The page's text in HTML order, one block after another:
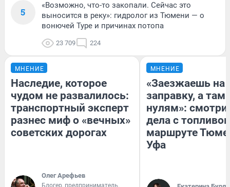
5
«Возможно, что-то закопали. Сейчас это
выносится в реку»: гидролог из Тюмени — о
вонючей Туре и причинах потопа
23 709 224
МНЕНИЕ
Наследие, которое
чудом не развалилось:
транспортный эксперт
разнес миф о «вечных»
советских дорогах
Олег Арефьев
МНЕНИЕ
«Заезжаешь на
заправку, а там
нулям»:
дела с
маршруте
Уфа